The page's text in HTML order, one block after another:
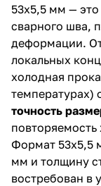
53х5,5 мм — это
сварного шва,
деформации.
локальных
холодная
температурах)
точность
повторяемость
Формат 53х5,5
мм и толщину
востребован в